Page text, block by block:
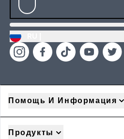
Помощь И Информация
Продукты